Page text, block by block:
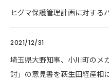
ヒグマ保護管理計画に対す
2021/12/31
埼玉県大野知事、小川町のメ
討」の意見書を萩生田経産相